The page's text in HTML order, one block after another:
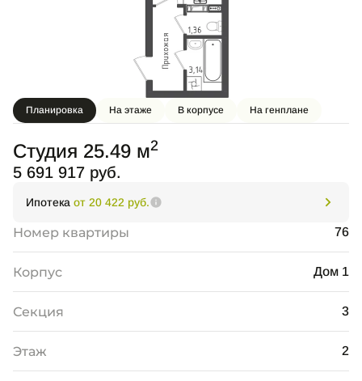
Планировка На этаже В корпусе На генплане
Студия 25.49 м2
5 691 917 руб.
Ипотека от 20 422 руб.
Номер квартиры 76
Корпус Дом 1
Секция 3
Этаж 2